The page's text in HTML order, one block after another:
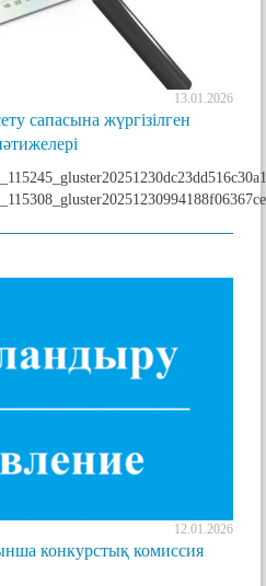
13.01.2026
сапасына жүргізілген
12.01.2026
конкурстық комиссия